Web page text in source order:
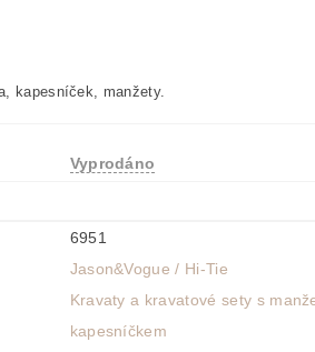
kapesníček, manžety.
Vyprodáno
6951
Jason&Vogue / Hi-Tie
Kravaty a kravatové sety s
kapesníčkem